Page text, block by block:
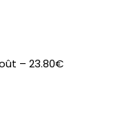
– 23.80€